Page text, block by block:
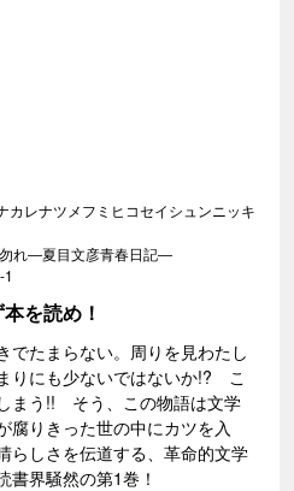
カレナツメフミヒコセイシュンニッキ
れ―夏目文彦青春日記―
を読め！
でたまらない。周りを見わたし
りにも少ないではないか!? こ
まう!! そう、この物語は文学
腐りきった世の中にカツを入
らしさを伝道する、革命的文学
界騒然の第1巻！